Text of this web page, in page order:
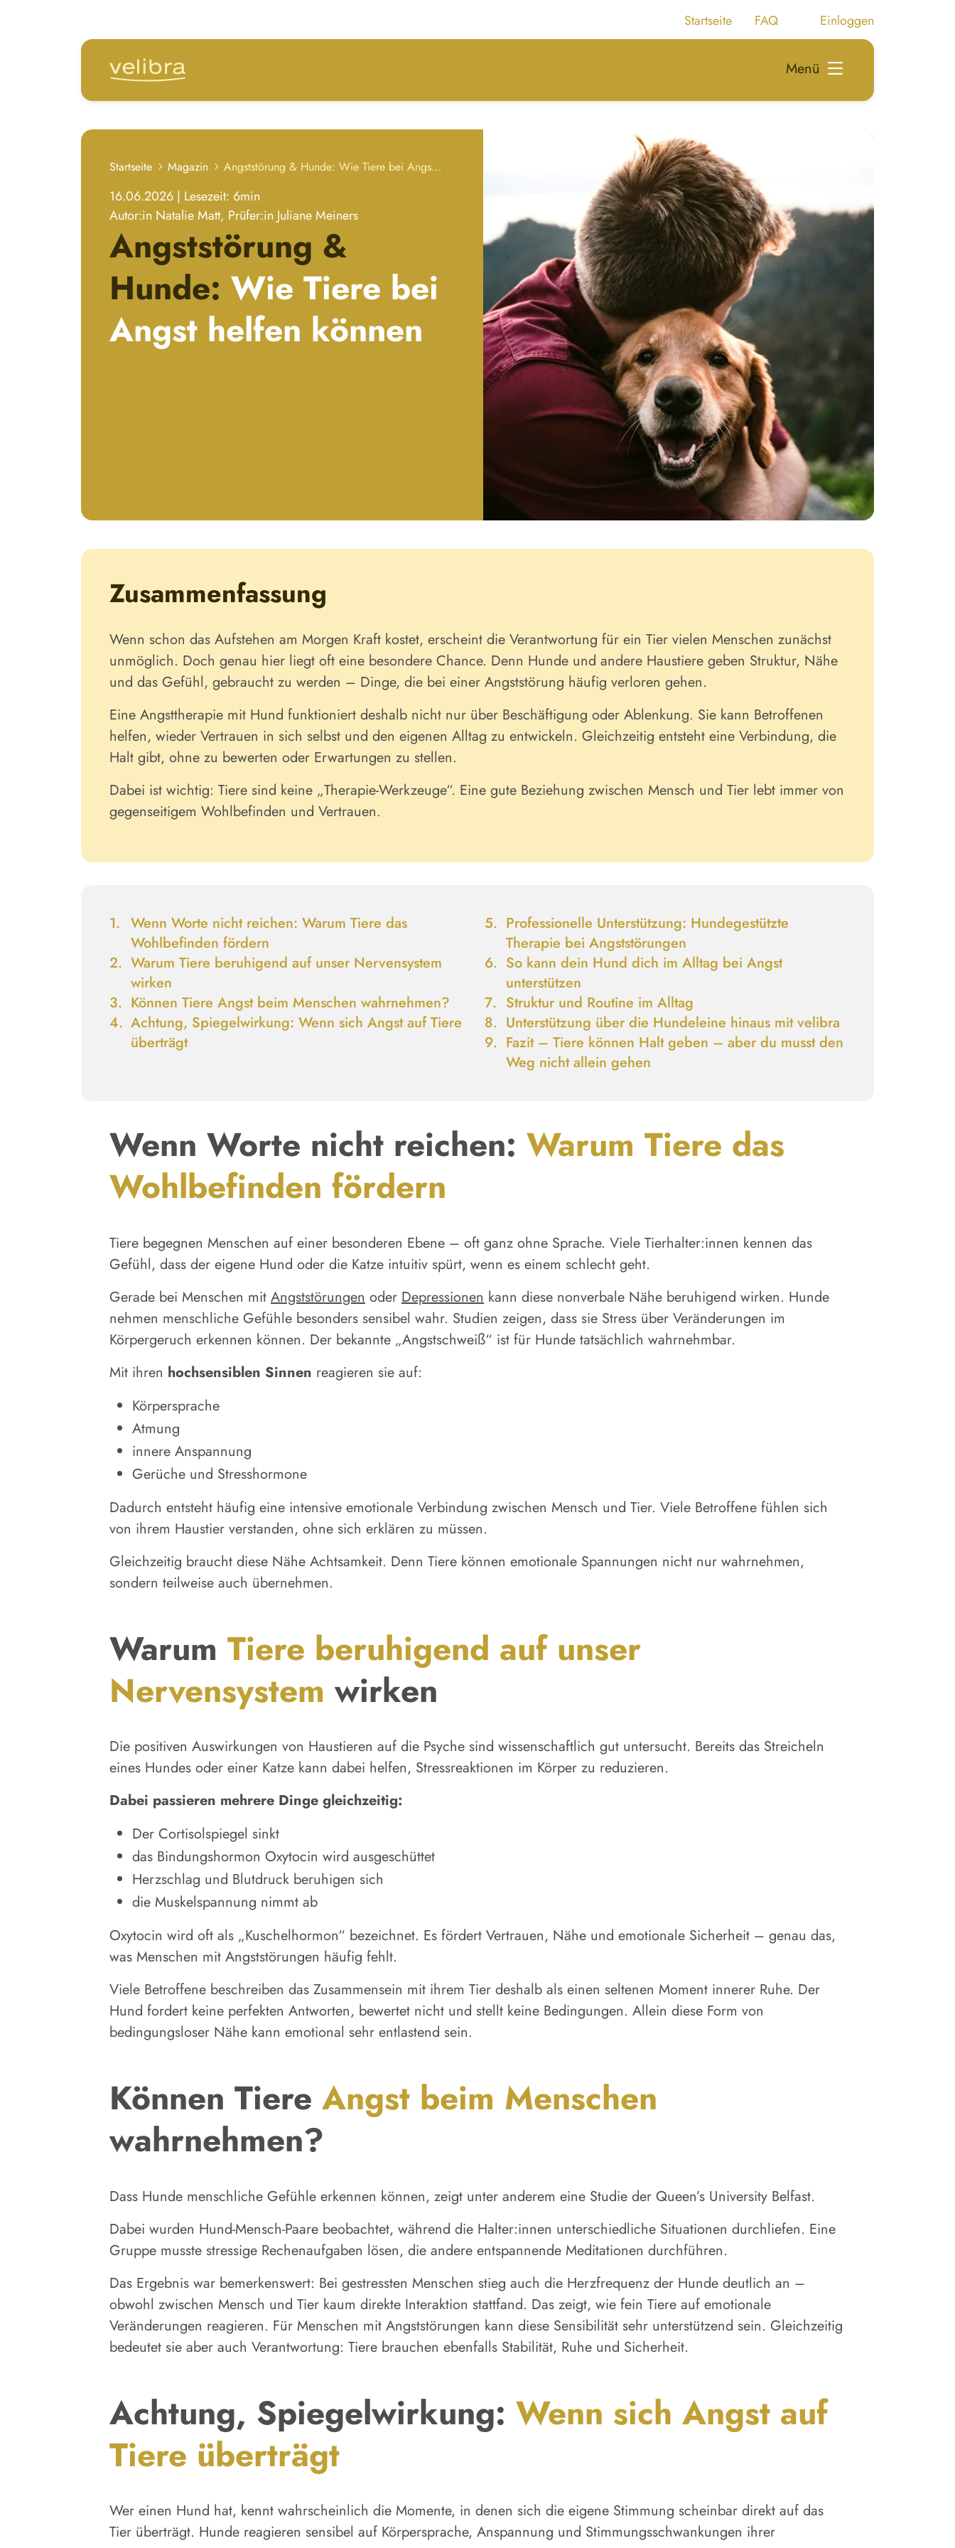
Startseite FAQ Einloggen
Menü
Startseite Magazin Angststörung & Hunde: Wie Tiere bei Angst helfen können
16.06.2026 | Lesezeit: 6min
Autor:in Natalie Matt, Prüfer:in Juliane Meiners
Angststörung &
Hunde: Wie Tiere bei
Angst helfen können
Zusammenfassung
Wenn schon das Aufstehen am Morgen Kraft kostet, erscheint die Verantwortung für ein Tier vielen Menschen zunächst
unmöglich. Doch genau hier liegt oft eine besondere Chance. Denn Hunde und andere Haustiere geben Struktur, Nähe
und das Gefühl, gebraucht zu werden – Dinge, die bei einer Angststörung häufig verloren gehen.
Eine Angsttherapie mit Hund funktioniert deshalb nicht nur über Beschäftigung oder Ablenkung. Sie kann Betroffenen
helfen, wieder Vertrauen in sich selbst und den eigenen Alltag zu entwickeln. Gleichzeitig entsteht eine Verbindung, die
Halt gibt, ohne zu bewerten oder Erwartungen zu stellen.
Dabei ist wichtig: Tiere sind keine „Therapie-Werkzeuge“. Eine gute Beziehung zwischen Mensch und Tier lebt immer von
gegenseitigem Wohlbefinden und Vertrauen.
Wenn Worte nicht reichen: Warum Tiere das
Wohlbefinden fördern
Warum Tiere beruhigend auf unser Nervensystem
wirken
Können Tiere Angst beim Menschen wahrnehmen?
Achtung, Spiegelwirkung: Wenn sich Angst auf Tiere
überträgt
Professionelle Unterstützung: Hundegestützte
Therapie bei Angststörungen
So kann dein Hund dich im Alltag bei Angst
unterstützen
Struktur und Routine im Alltag
Unterstützung über die Hundeleine hinaus mitvelibra
Fazit – Tiere können Halt geben – aber du musst den
Weg nicht allein gehen
Wenn Worte nicht reichen: Warum Tiere das
Wohlbefinden fördern
Tiere begegnen Menschen auf einer besonderen Ebene – oft ganz ohne Sprache. Viele Tierhalter:innen kennen das
Gefühl, dass der eigene Hund oder die Katze intuitiv spürt, wenn es einem schlecht geht.
Gerade bei Menschen mit Angststörungen oder Depressionen kann diese nonverbale Nähe beruhigend wirken. Hunde
nehmen menschliche Gefühle besonders sensibel wahr. Studien zeigen, dass sie Stress über Veränderungen im
Körpergeruch erkennen können. Der bekannte „Angstschweiß“ ist für Hunde tatsächlich wahrnehmbar.
Mit ihren hochsensiblen Sinnen reagieren sie auf:
Körpersprache
Atmung
innere Anspannung
Gerüche und Stresshormone
Dadurch entsteht häufig eine intensive emotionale Verbindung zwischen Mensch und Tier. Viele Betroffene fühlen sich
von ihrem Haustier verstanden, ohne sich erklären zu müssen.
Gleichzeitig braucht diese Nähe Achtsamkeit. Denn Tiere können emotionale Spannungen nicht nur wahrnehmen,
sondern teilweise auch übernehmen.
Warum Tiere beruhigend auf unser
Nervensystem wirken
Die positiven Auswirkungen von Haustieren auf die Psyche sind wissenschaftlich gut untersucht. Bereits das Streicheln
eines Hundes oder einer Katze kann dabei helfen, Stressreaktionen im Körper zu reduzieren.
Dabei passieren mehrere Dinge gleichzeitig:
Der Cortisolspiegel sinkt
das Bindungshormon Oxytocin wird ausgeschüttet
Herzschlag und Blutdruck beruhigen sich
die Muskelspannung nimmt ab
Oxytocin wird oft als „Kuschelhormon“ bezeichnet. Es fördert Vertrauen, Nähe und emotionale Sicherheit – genau das,
was Menschen mit Angststörungen häufig fehlt.
Viele Betroffene beschreiben das Zusammensein mit ihrem Tier deshalb als einen seltenen Moment innerer Ruhe. Der
Hund fordert keine perfekten Antworten, bewertet nicht und stellt keine Bedingungen. Allein diese Form von
bedingungsloser Nähe kann emotional sehr entlastend sein.
Können Tiere Angst beim Menschen
wahrnehmen?
Dass Hunde menschliche Gefühle erkennen können, zeigt unter anderem eine Studie der Queen’s University Belfast.
Dabei wurden Hund-Mensch-Paare beobachtet, während die Halter:innen unterschiedliche Situationen durchliefen. Eine
Gruppe musste stressige Rechenaufgaben lösen, die andere entspannende Meditationen durchführen.
Das Ergebnis war bemerkenswert: Bei gestressten Menschen stieg auch die Herzfrequenz der Hunde deutlich an –
obwohl zwischen Mensch und Tier kaum direkte Interaktion stattfand. Das zeigt, wie fein Tiere auf emotionale
Veränderungen reagieren. Für Menschen mit Angststörungen kann diese Sensibilität sehr unterstützend sein. Gleichzeitig
bedeutet sie aber auch Verantwortung: Tiere brauchen ebenfalls Stabilität, Ruhe und Sicherheit.
Achtung, Spiegelwirkung: Wenn sich Angst auf
Tiere überträgt
Wer einen Hund hat, kennt wahrscheinlich die Momente, in denen sich die eigene Stimmung scheinbar direkt auf das
Tier überträgt. Hunde reagieren sensibel auf Körpersprache, Anspannung und Stimmungsschwankungen ihrer